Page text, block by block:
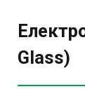
Glass)